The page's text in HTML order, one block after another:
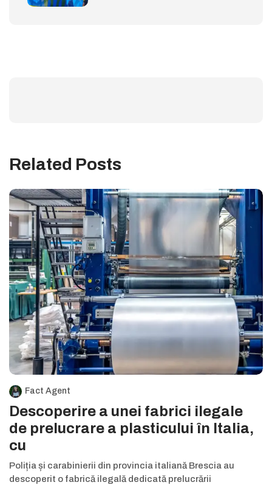
Related Posts
Fact Agent
Descoperire a unei fabrici ilegale
de prelucrare a plasticului în Italia,
cu
Poliția și carabinierii din provincia italiană Brescia au
descoperit o fabrică ilegală dedicată prelucrării